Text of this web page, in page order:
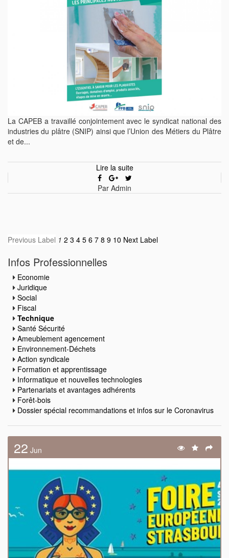
La CAPEB a travaillé conjointement avec le syndicat national des
industries du plâtre (SNIP) ainsi que l’Union des Métiers du Plâtre
et de...
Lire la suite
Par Admin
Previous Label 1 2 3 4 5 6 7 8 9 10 Next Label
Infos Professionnelles
Economie
Juridique
Social
Fiscal
Technique
Santé Sécurité
Ameublement agencement
Environnement-Déchets
Action syndicale
Formation et apprentissage
Informatique et nouvelles technologies
Partenariats et avantages adhérents
Forêt-bois
Dossier spécial recommandations et infos sur le Coronavirus
22 Jun